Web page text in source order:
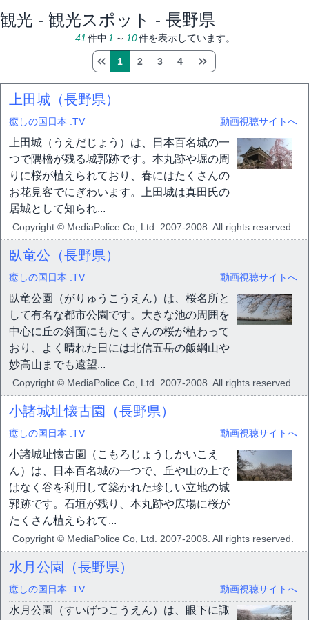
観光 - 観光スポット - 長野県
41 件中 1 ～ 10件を表示しています。
1 2 3 4
上田城（長野県）
癒しの国日本 .TV 動画視聴サイトへ
上田城（うえだじょう）は、日本百名城の一
つで隅櫓が残る城郭跡です。本丸跡や堀の周
りに桜が植えられており、春にはたくさんの
お花見客でにぎわいます。上田城は真田氏の
居城として知られ...
Copyright © MediaPolice Co, Ltd. 2007-2008. All rights reserved.
臥竜公（長野県）
癒しの国日本 .TV 動画視聴サイトへ
臥竜公園（がりゅうこうえん）は、桜名所と
して有名な都市公園です。大きな池の周囲を
中心に丘の斜面にもたくさんの桜が植わって
おり、よく晴れた日には北信五岳の飯綱山や
妙高山までも遠望...
Copyright © MediaPolice Co, Ltd. 2007-2008. All rights reserved.
小諸城址懐古園（長野県）
癒しの国日本 .TV 動画視聴サイトへ
小諸城址懐古園（こもろじょうしかいこえ
ん）は、日本百名城の一つで、丘や山の上で
はなく谷を利用して築かれた珍しい立地の城
郭跡です。石垣が残り、本丸跡や広場に桜が
たくさん植えられて...
Copyright © MediaPolice Co, Ltd. 2007-2008. All rights reserved.
水月公園（長野県）
癒しの国日本 .TV 動画視聴サイトへ
水月公園（すいげつこうえん）は、眼下に諏